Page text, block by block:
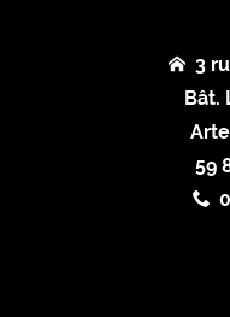
3
Bât.
59